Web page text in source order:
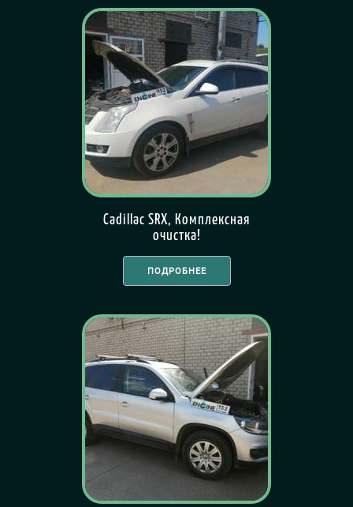
Cadillac SRX, Комплексная
очистка!
ПОДРОБНЕЕ